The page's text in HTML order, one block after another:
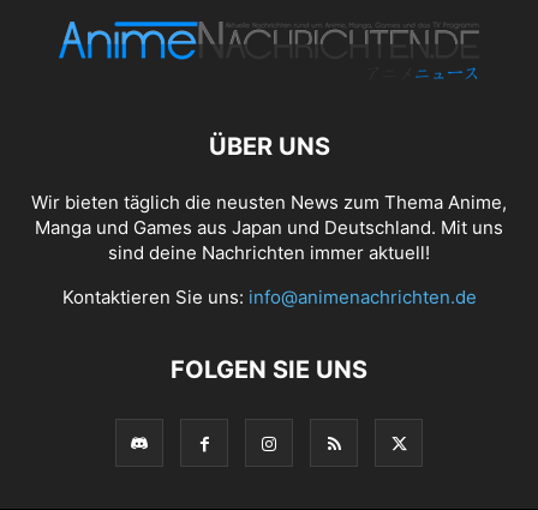
ÜBER UNS
Wir bieten täglich die neusten News zum Thema Anime,
Manga und Games aus Japan und Deutschland. Mit uns
sind deine Nachrichten immer aktuell!
Kontaktieren Sie uns: info@animenachrichten.de
FOLGEN SIE UNS